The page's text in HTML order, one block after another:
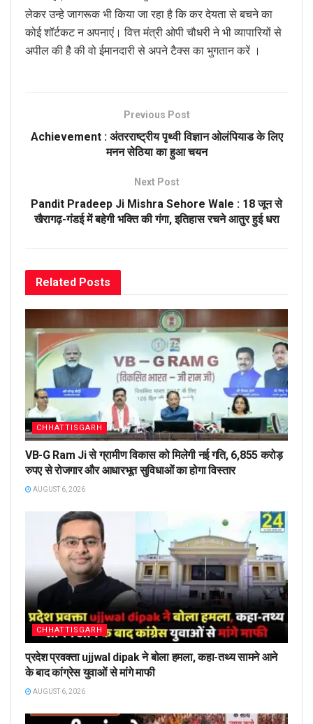
लेकर उन्हे जागरूक भी किया जा रहा है कि कर देयता से बचने का
कोई शॉर्टकट न अपनाएं। वित्त मंत्री ओपी चौधरी ने भी व्यापारियों से
अपील की है की वो ईमानदारी से अपने टैक्स का भुगतान करें ।
Previous Post
Achievement : अंतरराष्ट्रीय पृथ्वी विज्ञान ओलंपियाड के लिए
मनन सेठिया का हुआ चयन
Next Post
Pandit Pradeep Ji Mishra Sehore Wale : 18 जून से
खैरागढ़-गंडई में बहेगी भक्ति की गंगा, इतिहास रचने आतुर हुई धरा
Related Posts
CHHATTISGARH
VB-G Ram Ji से ग्रामीण विकास को मिलेगी नई गति, 6,855 करोड़
रुपए से रोजगार और आधारभूत सुविधाओं का होगा विस्तार
AUGUST 6, 2026
CHHATTISGARH
प्रदेश प्रवक्ता ujjwal dipak ने बोला हमला, कहा-तथ्य सामने आने
के बाद कांग्रेस युवाओं से मांगे माफी
AUGUST 6, 2026